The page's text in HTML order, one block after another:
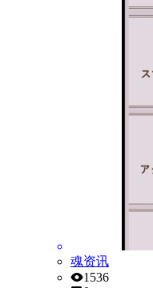
魂资讯
1536